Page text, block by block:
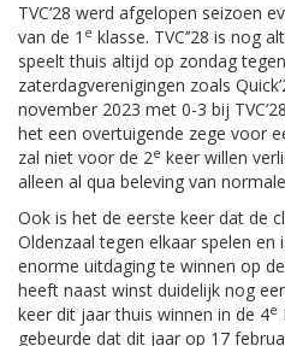
TVC’28 werd afgelopen seizoen
van de 1 e klasse. TVC’’28 is nog
speelt thuis altijd op zondag
zaterdagverenigingen zoals
november 2023 met 0-3 bij
het een overtuigende zege voor
zal niet voor de 2e keer willen
alleen al qua beleving van
Ook is het de eerste keer dat de
Oldenzaal tegen elkaar spelen en
enorme uitdaging te winnen op
heeft naast winst duidelijk nog
keer dit jaar thuis winnen in de 4e
gebeurde dat dit jaar op 17